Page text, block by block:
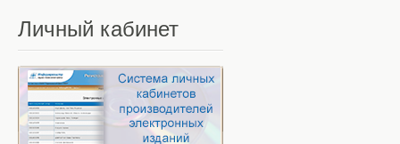
Личный кабинет